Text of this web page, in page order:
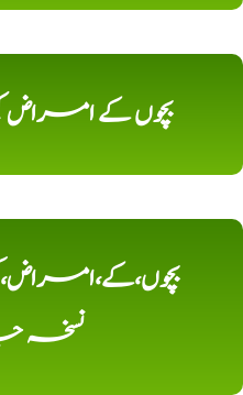
بچوں کے امراض